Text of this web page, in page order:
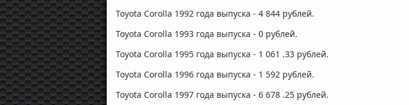
Toyota Corolla 1992 года выпуска - 4 844 рублей.
Toyota Corolla 1993 года выпуска - 0 рублей.
Toyota Corolla 1995 года выпуска - 1 061 .33 рублей.
Toyota Corolla 1996 года выпуска - 1 592 рублей.
Toyota Corolla 1997 года выпуска - 6 678 .25 рублей.